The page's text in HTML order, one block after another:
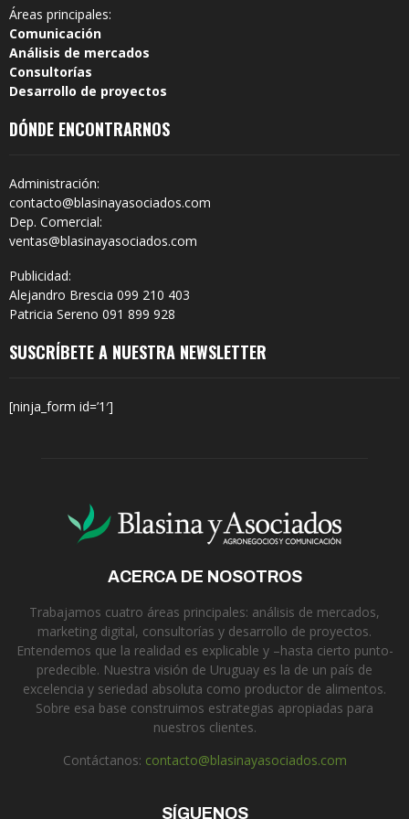
Áreas principales:
Comunicación
Análisis de mercados
Consultorías
Desarrollo de proyectos
DÓNDE ENCONTRARNOS
Administración:
contacto@blasinayasociados.com
Dep. Comercial:
ventas@blasinayasociados.com
Publicidad:
Alejandro Brescia 099 210 403
Patricia Sereno 091 899 928
SUSCRÍBETE A NUESTRA NEWSLETTER
[ninja_form id=’1′]
ACERCA DE NOSOTROS
Trabajamos cuatro áreas principales: análisis de mercados,
marketing digital, consultorías y desarrollo de proyectos.
Entendemos que la realidad es explicable y –hasta cierto punto-
predecible. Nuestra visión de Uruguay es la de un país de
excelencia y seriedad absoluta como productor de alimentos.
Sobre esa base construimos estrategias apropiadas para
nuestros clientes.
Contáctanos: contacto@blasinayasociados.com
SÍGUENOS